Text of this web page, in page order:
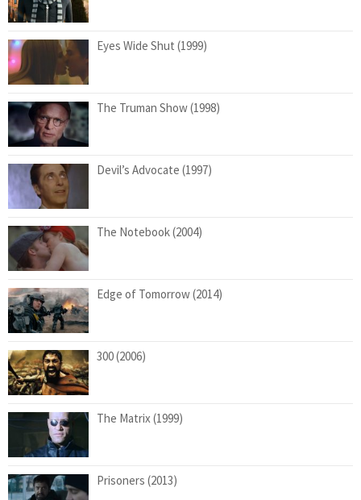
Eyes Wide Shut (1999)
The Truman Show (1998)
Devil’s Advocate (1997)
The Notebook (2004)
Edge of Tomorrow (2014)
300 (2006)
The Matrix (1999)
Prisoners (2013)